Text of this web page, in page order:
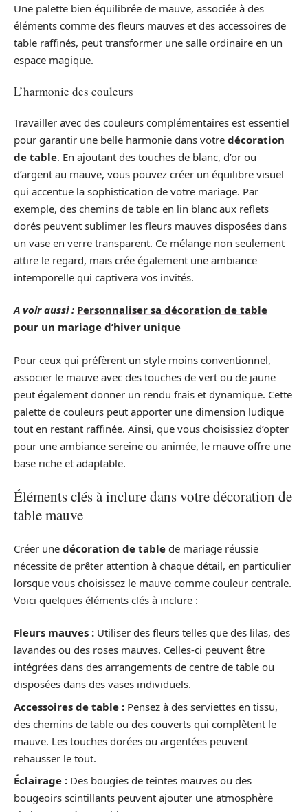
Une palette bien équilibrée de mauve, associée à des
éléments comme des fleurs mauves et des accessoires de
table raffinés, peut transformer une salle ordinaire en un
espace magique.
L’harmonie des couleurs
Travailler avec des couleurs complémentaires est essentiel
pour garantir une belle harmonie dans votre décoration
de table. En ajoutant des touches de blanc, d’or ou
d’argent au mauve, vous pouvez créer un équilibre visuel
qui accentue la sophistication de votre mariage. Par
exemple, des chemins de table en lin blanc aux reflets
dorés peuvent sublimer les fleurs mauves disposées dans
un vase en verre transparent. Ce mélange non seulement
attire le regard, mais crée également une ambiance
intemporelle qui captivera vos invités.
A voir aussi : Personnaliser sa décoration de table
pour un mariage d’hiver unique
Pour ceux qui préfèrent un style moins conventionnel,
associer le mauve avec des touches de vert ou de jaune
peut également donner un rendu frais et dynamique. Cette
palette de couleurs peut apporter une dimension ludique
tout en restant raffinée. Ainsi, que vous choisissiez d’opter
pour une ambiance sereine ou animée, le mauve offre une
base riche et adaptable.
Éléments clés à inclure dans votre décoration de
table mauve
Créer une décoration de table de mariage réussie
nécessite de prêter attention à chaque détail, en particulier
lorsque vous choisissez le mauve comme couleur centrale.
Voici quelques éléments clés à inclure :
Fleurs mauves : Utiliser des fleurs telles que des lilas, des
lavandes ou des roses mauves. Celles-ci peuvent être
intégrées dans des arrangements de centre de table ou
disposées dans des vases individuels.
Accessoires de table : Pensez à des serviettes en tissu,
des chemins de table ou des couverts qui complètent le
mauve. Les touches dorées ou argentées peuvent
rehausser le tout.
Éclairage : Des bougies de teintes mauves ou des
bougeoirs scintillants peuvent ajouter une atmosphère